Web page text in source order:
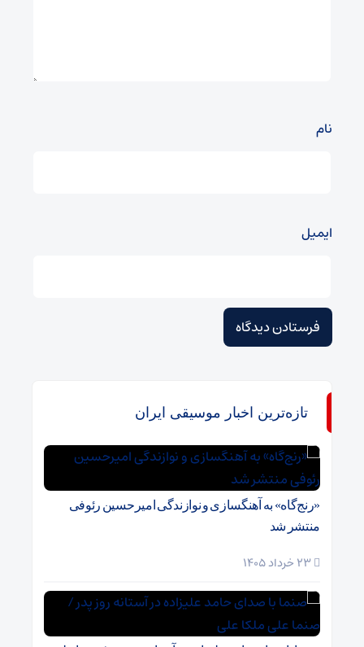
نام
ایمیل
تازه‌ترین اخبار موسیقی ایران
«رنج‌گاه» به آهنگسازی و نوازندگی امیرحسین رئوفی
منتشر شد